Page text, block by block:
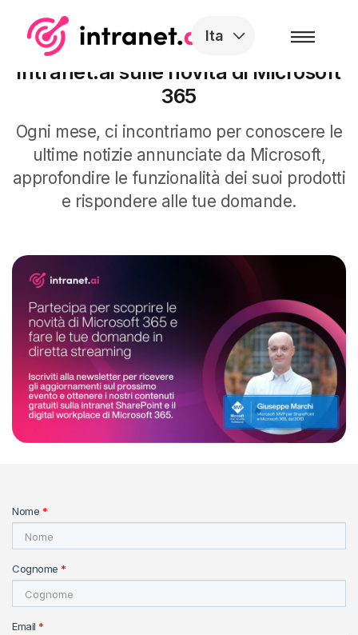
Ita
Partecipa al prossimo webinar di
intranet.ai sulle novità di Microsoft
365
Ogni mese, ci incontriamo per conoscere le
ultime notizie annunciate da Microsoft,
approfondire le funzionalità dei suoi prodotti
e rispondere alle tue domande.
Nome *
Cognome *
Email *